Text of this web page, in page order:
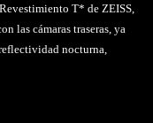
T* de ZEISS,
las cámaras traseras, ya
nocturna,